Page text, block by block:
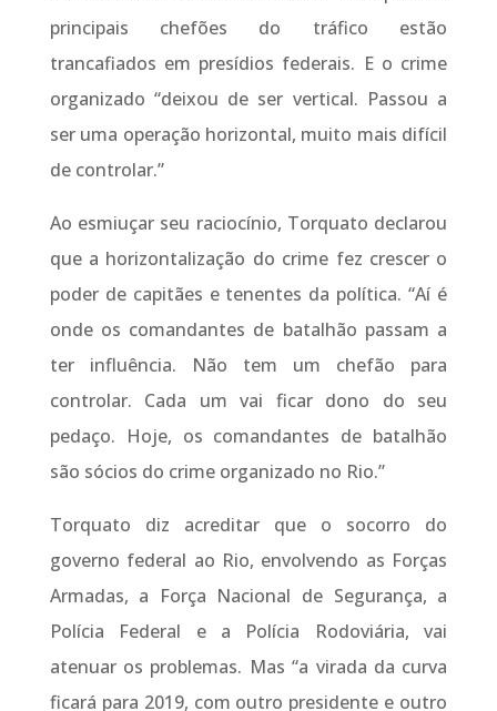
principais chefões do tráfico estão
trancafiados em presídios federais. E o crime
organizado “deixou de ser vertical. Passou a
ser uma operação horizontal, muito mais difícil
de controlar.”
Ao esmiuçar seu raciocínio, Torquato declarou
que a horizontalização do crime fez crescer o
poder de capitães e tenentes da política. “Aí é
onde os comandantes de batalhão passam a
ter influência. Não tem um chefão para
controlar. Cada um vai ficar dono do seu
pedaço. Hoje, os comandantes de batalhão
são sócios do crime organizado no Rio.”
Torquato diz acreditar que o socorro do
governo federal ao Rio, envolvendo as Forças
Armadas, a Força Nacional de Segurança, a
Polícia Federal e a Polícia Rodoviária, vai
atenuar os problemas. Mas “a virada da curva
ficará para 2019, com outro presidente e outro